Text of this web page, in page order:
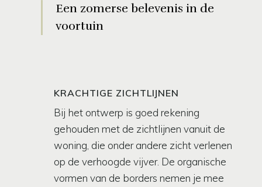
Een zomerse belevenis in de
voortuin
KRACHTIGE ZICHTLIJNEN
Bij het ontwerp is goed rekening
gehouden met de zichtlijnen vanuit de
woning, die onder andere zicht verlenen
op de verhoogde vijver. De organische
vormen van de borders nemen je mee